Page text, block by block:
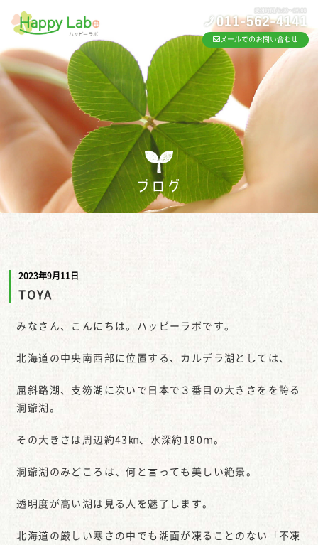
メールでのお問い合わせ
ブログ
2023年9月11日
TOYA
みなさん、こんにちは。ハッピーラボです。
北海道の中央南西部に位置する、カルデラ湖としては、
屈斜路湖、支笏湖に次いで日本で３番目の大きさをを誇る
洞爺湖。
その大きさは周辺約43㎞、水深約180ｍ。
洞爺湖のみどころは、何と言っても美しい絶景。
透明度が高い湖は見る人を魅了します。
北海道の厳しい寒さの中でも湖面が凍ることのない「不凍